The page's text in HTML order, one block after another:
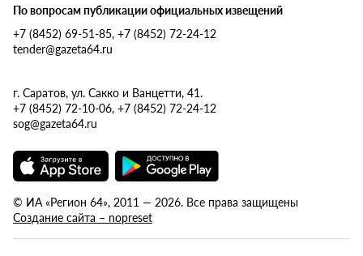
По вопросам публикации официальных извещений
+7 (8452) 69-51-85, +7 (8452) 72-24-12
tender@gazeta64.ru
г. Саратов, ул. Сакко и Ванцетти, 41.
+7 (8452) 72-10-06, +7 (8452) 72-24-12
sog@gazeta64.ru
© ИА «Регион 64», 2011 — 2026. Все права защищены
Создание сайта – nopreset